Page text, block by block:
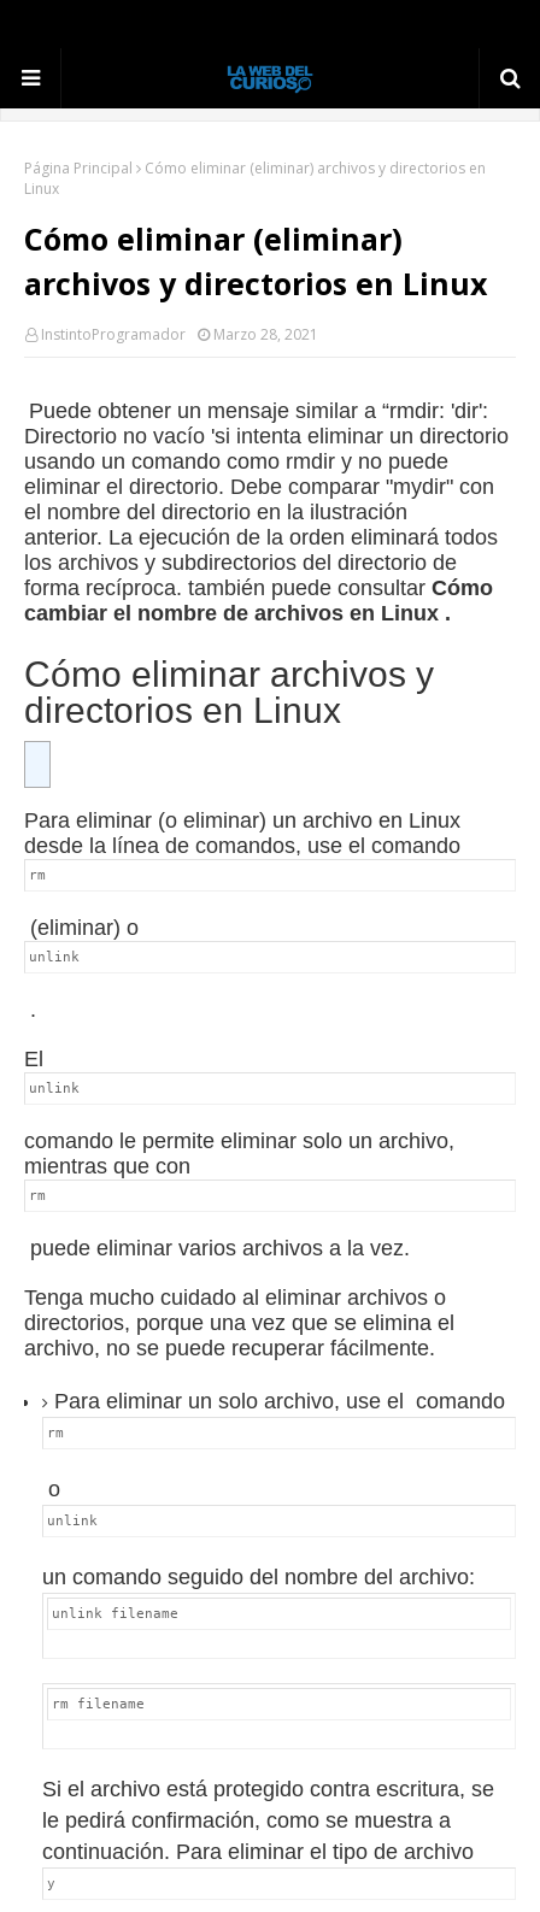
Página Principal
Cómo eliminar (eliminar) archivos y directorios en
Linux
Cómo eliminar (eliminar)
archivos y directorios en Linux
InstintoProgramador Marzo 28, 2021
Puede obtener un mensaje similar a “rmdir: 'dir':
Directorio no vacío 'si intenta eliminar un directorio
usando un comando como rmdir y no puede
eliminar el directorio. Debe comparar "mydir" con
el nombre del directorio en la ilustración
anterior. La ejecución de la orden eliminará todos
los archivos y subdirectorios del directorio de
forma recíproca. también puede consultar Cómo
cambiar el nombre de archivos en Linux .
Cómo eliminar archivos y
directorios en Linux
Para eliminar (o eliminar) un archivo en Linux
desde la línea de comandos, use el comando
rm
(eliminar) o
unlink
.
El
unlink
comando le permite eliminar solo un archivo,
mientras que con
rm
puede eliminar varios archivos a la vez.
Tenga mucho cuidado al eliminar archivos o
directorios, porque una vez que se elimina el
archivo, no se puede recuperar fácilmente.
Para eliminar un solo archivo, use el comando
rm
o
unlink
un comando seguido del nombre del archivo:
unlink filename
rm filename
Si el archivo está protegido contra escritura, se
le pedirá confirmación, como se muestra a
continuación. Para eliminar el tipo de archivo
y